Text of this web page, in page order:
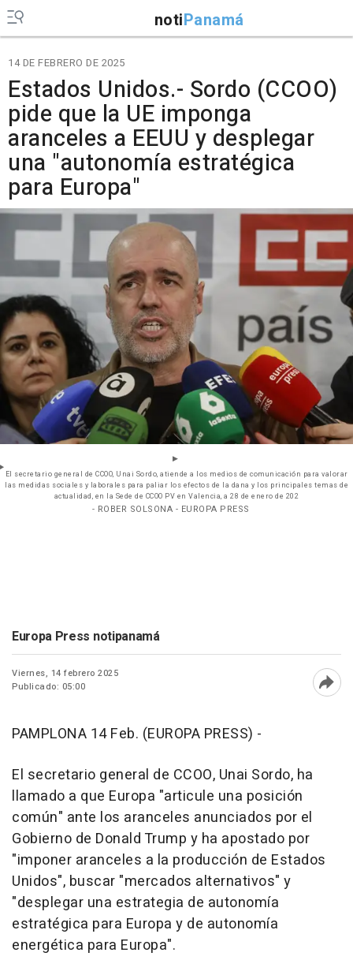
notiPanamá
14 DE FEBRERO DE 2025
Estados Unidos.- Sordo (CCOO)
pide que la UE imponga
aranceles a EEUU y desplegar
una "autonomía estratégica
para Europa"
El secretario general de CCOO, Unai Sordo, atiende a los medios de comunicación para valorar
las medidas sociales y laborales para paliar los efectos de la dana y los principales temas de
actualidad, en la Sede de CCOO PV en Valencia, a 28 de enero de 202
- ROBER SOLSONA - EUROPA PRESS
Europa Press notipanamá
Viernes, 14 febrero 2025
Publicado: 05:00
PAMPLONA 14 Feb. (EUROPA PRESS) -
El secretario general de CCOO, Unai Sordo, ha
llamado a que Europa "articule una posición
común" ante los aranceles anunciados por el
Gobierno de Donald Trump y ha apostado por
"imponer aranceles a la producción de Estados
Unidos", buscar "mercados alternativos" y
"desplegar una estrategia de autonomía
estratégica para Europa y de autonomía
energética para Europa".